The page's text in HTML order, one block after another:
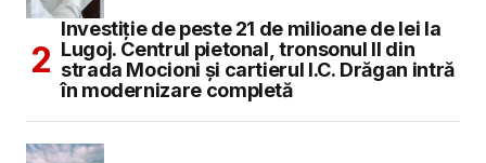
Investiție de peste 21 de milioane de lei la
Lugoj. Centrul pietonal, tronsonul II din
strada Mocioni și cartierul I.C. Drăgan intră
în modernizare completă